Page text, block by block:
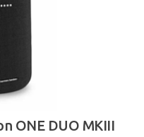
ONE DUO MKIII